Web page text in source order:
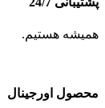
همیشه هستیم.
محصول اورجینال